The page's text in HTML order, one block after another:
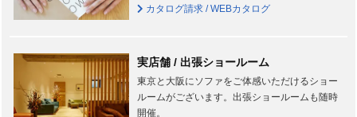
カタログ請求 / WEBカタログ
実店舗 / 出張ショールーム
東京と大阪にソファをご体感いただけるショー
ルームがございます。出張ショールームも随時
開催。